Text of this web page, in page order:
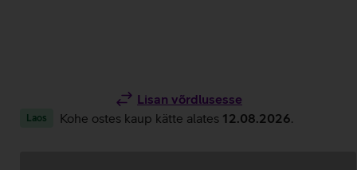
Lisan võrdlusesse
Laos Kohe ostes kaup kätte alates 12.08.2026